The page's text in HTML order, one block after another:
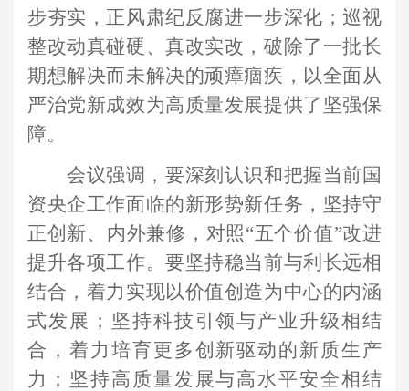
步夯实，正风肃纪反腐进一步深化；巡视
整改动真碰硬、真改实改，破除了一批长
期想解决而未解决的顽瘴痼疾，以全面从
严治党新成效为高质量发展提供了坚强保
障。
会议强调，要深刻认识和把握当前国
资央企工作面临的新形势新任务，坚持守
正创新、内外兼修，对照“五个价值”改进
提升各项工作。要坚持稳当前与利长远相
结合，着力实现以价值创造为中心的内涵
式发展；坚持科技引领与产业升级相结
合，着力培育更多创新驱动的新质生产
力；坚持高质量发展与高水平安全相结